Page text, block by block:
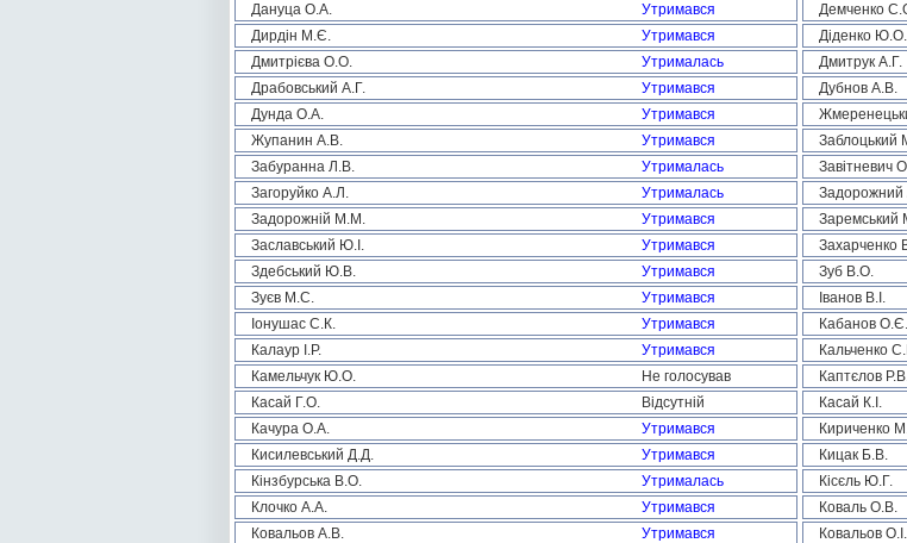
Дануца О.А.
Утримався Демченко
Дирдін М.Є.
Утримався Діденко Ю.О.
Дмитрієва О.О.
Утрималась Дмитрук А.Г.
Драбовський А.Г.
Утримався Дубнов А.В.
Дунда О.А.
Утримався
Жупанин А.В.
Утримався Заблоцький
Забуранна Л.В.
Утрималась Завітневич
Загоруйко А.Л.
Утрималась Задорожний
Задорожній М.М.
Утримався Заремський
Заславський Ю.І.
Утримався Захарченко
Здебський Ю.В.
Утримався Зуб В.О.
Зуєв М.С.
Утримався Іванов В.І.
Іонушас С.К.
Утримався Кабанов О.Є.
Калаур І.Р.
Утримався Кальченко
Камельчук Ю.О.
Не голосував Каптєлов
Касай Г.О.
Відсутній Касай К.І.
Качура О.А.
Утримався Кириченко
Кисилевський Д.Д.
Утримався Кицак Б.В.
Кінзбурська В.О.
Утрималась Кісєль Ю.Г.
Клочко А.А.
Утримався Коваль О.В.
Ковальов А.В.
Утримався Ковальов О.І.